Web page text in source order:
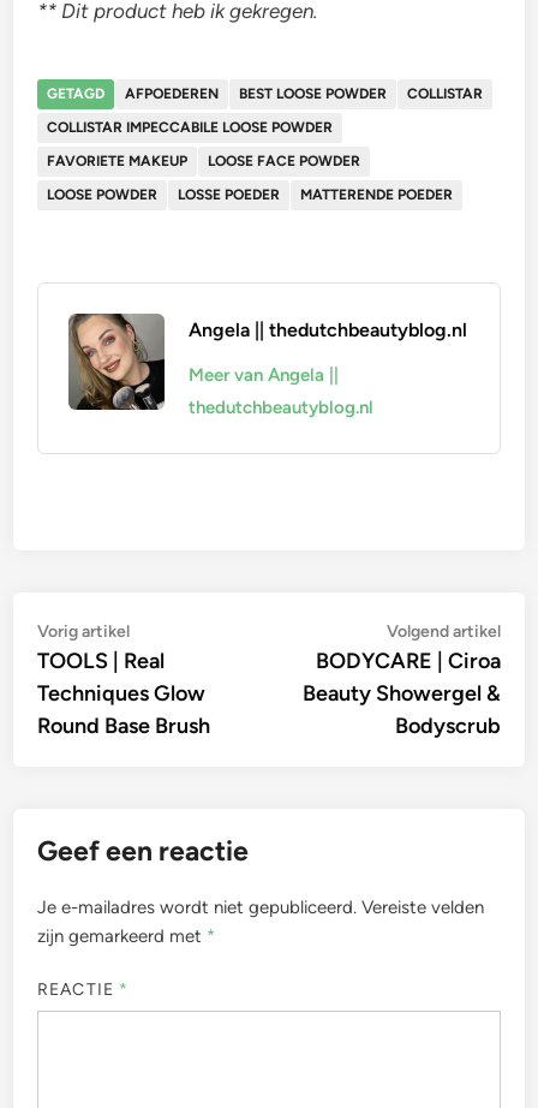
** Dit product heb ik gekregen.
GETAGD AFPOEDEREN BEST LOOSE POWDER
COLLISTAR
COLLISTAR IMPECCABILE LOOSE POWDER
FAVORIETE MAKEUP
LOOSE FACE POWDER
LOOSE POWDER
LOSSE POEDER MATTERENDE POEDER
Angela || thedutchbeautyblog.nl
Meer van Angela ||
thedutchbeautyblog.nl
Bericht
navigatie
Vorig artikelVorig
artikel:
TOOLS | Real
Techniques Glow
Round Base Brush
Volgend artikel
BODYCARE | Ciroa
Beauty Showergel &
Bodyscrub
Geef een reactie
Je e-mailadres wordt niet gepubliceerd. Vereiste velden
zijn gemarkeerd met *
REACTIE *